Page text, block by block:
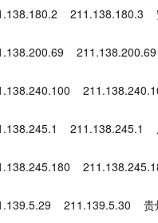
211.138.180.3
211.138.245.1
211.139.5.30 贵